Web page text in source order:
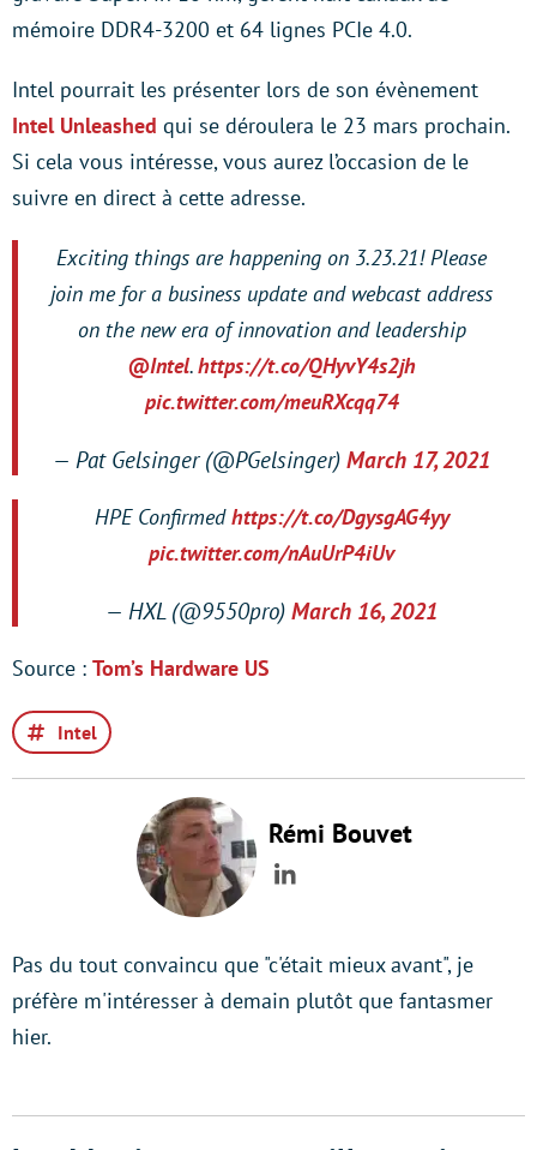
mémoire DDR4-3200 et 64 lignes PCIe 4.0.
Intel pourrait les présenter lors de son évènement
Intel Unleashed qui se déroulera le 23 mars prochain.
Si cela vous intéresse, vous aurez l’occasion de le
suivre en direct à cette adresse.
Exciting things are happening on 3.23.21! Please
join me for a business update and webcast address
on the new era of innovation and leadership
@Intel.https://t.co/QHyvY4s2jh
pic.twitter.com/meuRXcqq74
— Pat Gelsinger (@PGelsinger) March 17, 2021
HPE Confirmedhttps://t.co/DgysgAG4yy
pic.twitter.com/nAuUrP4iUv
— HXL (@9550pro) March 16, 2021
Source : Tom’s Hardware US
Intel
Rémi Bouvet
LinkedIn
Pas du tout convaincu que "c'était mieux avant", je
préfère m'intéresser à demain plutôt que fantasmer
hier.